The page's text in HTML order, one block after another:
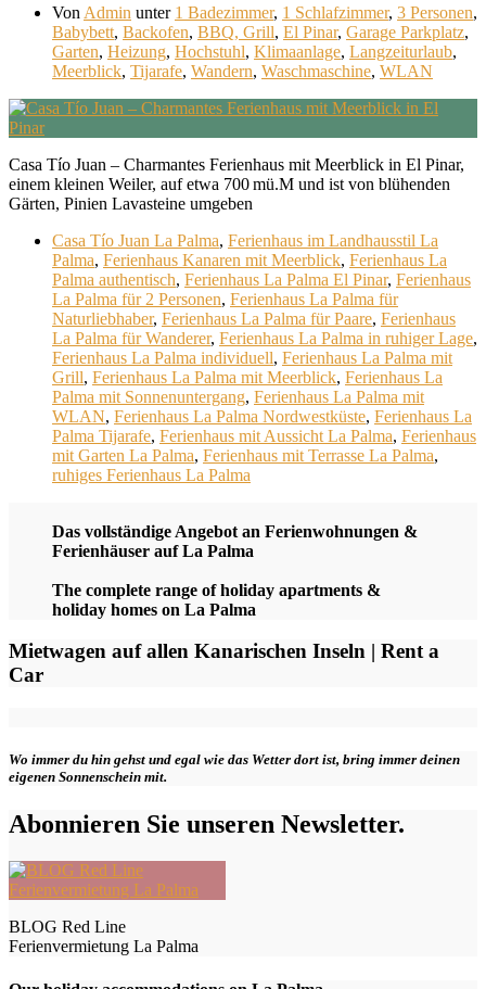
Von Admin unter 1 Badezimmer, 1 Schlafzimmer, 3 Personen,
Babybett, Backofen, BBQ, Grill, El Pinar, Garage Parkplatz,
Garten, Heizung, Hochstuhl, Klimaanlage, Langzeiturlaub,
Meerblick, Tijarafe, Wandern, Waschmaschine, WLAN
Casa Tío Juan – Charmantes Ferienhaus mit Meerblick in El Pinar,
einem kleinen Weiler, auf etwa 700 mü.M und ist von blühenden
Gärten, Pinien Lavasteine umgeben
Casa Tío Juan La Palma, Ferienhaus im Landhausstil La
Palma, Ferienhaus Kanaren mit Meerblick, Ferienhaus La
Palma authentisch, Ferienhaus La Palma El Pinar, Ferienhaus
La Palma für 2 Personen, Ferienhaus La Palma für
Naturliebhaber, Ferienhaus La Palma für Paare, Ferienhaus
La Palma für Wanderer, Ferienhaus La Palma in ruhiger Lage,
Ferienhaus La Palma individuell, Ferienhaus La Palma mit
Grill, Ferienhaus La Palma mit Meerblick, Ferienhaus La
Palma mit Sonnenuntergang, Ferienhaus La Palma mit
WLAN, Ferienhaus La Palma Nordwestküste, Ferienhaus La
Palma Tijarafe, Ferienhaus mit Aussicht La Palma, Ferienhaus
mit Garten La Palma, Ferienhaus mit Terrasse La Palma,
ruhiges Ferienhaus La Palma
Das vollständige Angebot an Ferienwohnungen &
Ferienhäuser auf La Palma
The complete range of holiday apartments &
holiday homes on La Palma
Mietwagen auf allen Kanarischen Inseln | Rent a
Car
Wo immer du hin gehst und egal wie das Wetter dort ist, bring immer deinen
eigenen Sonnenschein mit.
Abonnieren Sie unseren Newsletter.
BLOG Red Line
Ferienvermietung La Palma